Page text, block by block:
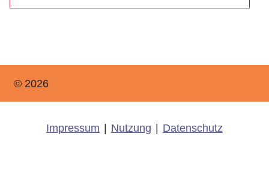
© 2026
Impressum Nutzung Datenschutz